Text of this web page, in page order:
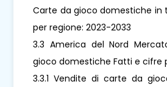
Carte da gioco domestiche in
per regione: 2023-2033
3.3 America del Nord
gioco domestiche Fatti e cifre
3.3.1 Vendite di carte da